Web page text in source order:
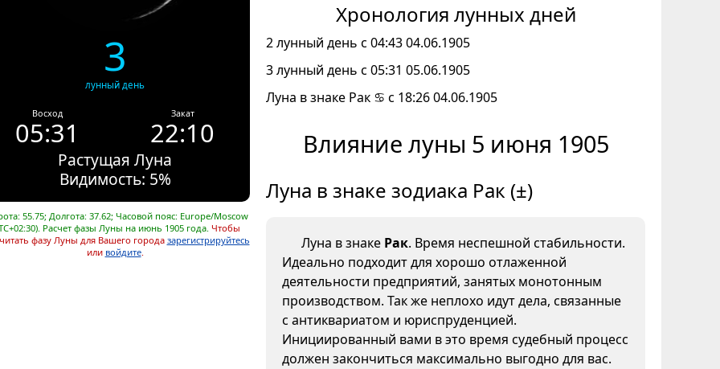
3
лунный день
Восход
05:31
Закат
22:10
Растущая Луна
Видимость: 5%
55.75; Долгота: 37.62; Часовой пояс: Europe/Moscow
Расчет фазы Луны на июнь 1905 года. Чтобы
фазу Луны для Вашего города зарегистрируйтесь
или войдите.
Хронология лунных дней
2 лунный день с 04:43 04.06.1905
3 лунный день с 05:31 05.06.1905
Луна в знаке Рак ♋ с 18:26 04.06.1905
Влияние луны 5 июня 1905
Луна в знаке зодиака Рак (±)
Луна в знаке Рак. Время неспешной стабильности.
Идеально подходит для хорошо отлаженной
деятельности предприятий, занятых монотонным
производством. Так же неплохо идут дела, связанные
с антиквариатом и юриспруденцией.
Инициированный вами в это время судебный процесс
должен закончиться максимально выгодно для вас.